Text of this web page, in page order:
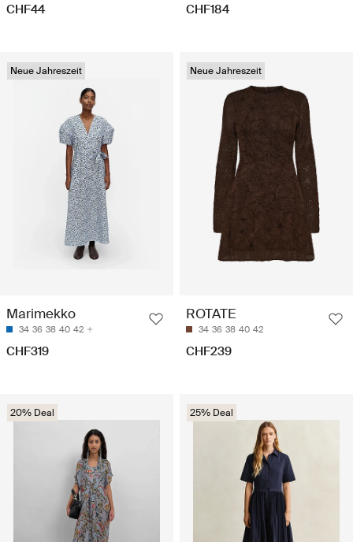
CHF44 CHF184
Neue Jahreszeit
Marimekko
34 36 38 40 42
CHF319
Neue Jahreszeit
ROTATE
34 36 38 40 42
CHF239
20% Deal 25% Deal